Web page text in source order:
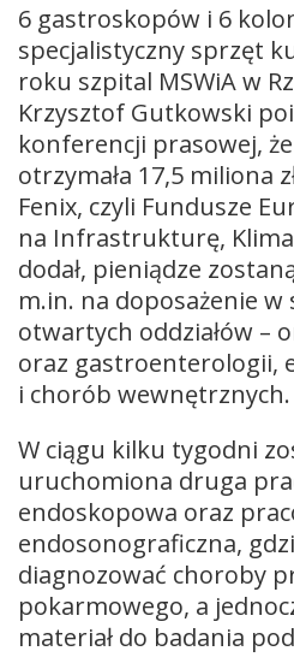
6 gastroskopów i 6
specjalistyczny sprzęt
roku szpital MSWiA w
Krzysztof Gutkowski
konferencji prasowej,
otrzymała 17,5 miliona
Fenix, czyli Fundusze
na Infrastrukturę,
dodał, pieniądze
m.in. na doposażenie
otwartych oddziałów –
oraz gastroenterologii,
i chorób wewnętrznych.
W ciągu kilku tygodni
uruchomiona druga
endoskopowa oraz
endosonograficzna,
diagnozować choroby
pokarmowego, a
materiał do badania